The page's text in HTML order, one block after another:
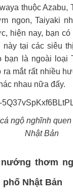
thuộc Azabu,
ngon, Taiyaki
hiện nay, bạn
tại các siêu
là ngoài loại
ra mắt rất nhiều
nhau nữa đấy.
ngộ nghĩnh
Nhật Bản
thơm
Nhật Bản